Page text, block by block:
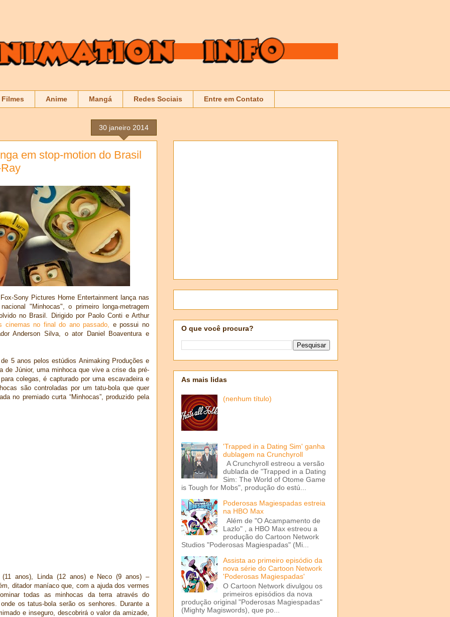
Filmes Anime Mangá Redes Sociais Entre em Contato
30 janeiro 2014
em stop-motion do Brasil
Sony Pictures Home Entertainment lança nas
"Minhocas", o primeiro longa-metragem
no Brasil. Dirigido por Paolo Conti e Arthur
cinemas no final do ano passado,
e possui no
Anderson Silva, o ator Daniel Boaventura e
5 anos pelos estúdios Animaking Produções e
de Júnior, uma minhoca que vive a crise da pré-
colegas, é capturado por uma escavadeira e
são controladas por um tatu-bola que quer
no premiado curta “Minhocas”, produzido pela
anos), Linda (12 anos) e Neco (9 anos) –
ditador maníaco que, com a ajuda dos vermes
todas as minhocas da terra através do
os tatus-bola serão os senhores. Durante a
e inseguro, descobrirá o valor da amizade,
O que você procura?
As mais lidas
(nenhum título)
'Trapped in a Dating Sim' ganha
dublagem na Crunchyroll
A Crunchyroll estreou a versão
dublada de "Trapped in a Dating
Sim: The World of Otome Game
is Tough for Mobs", produção do estú...
Poderosas Magiespadas estreia
na HBO Max
Além de "O Acampamento de
Lazlo" , a HBO Max estreou a
produção do Cartoon Network
Studios "Poderosas Magiespadas" (Mi...
Assista ao primeiro episódio da
nova série do Cartoon Network
'Poderosas Magiespadas'
O Cartoon Network divulgou os
primeiros episódios da nova
produção original "Poderosas Magiespadas"
(Mighty Magiswords), que po...